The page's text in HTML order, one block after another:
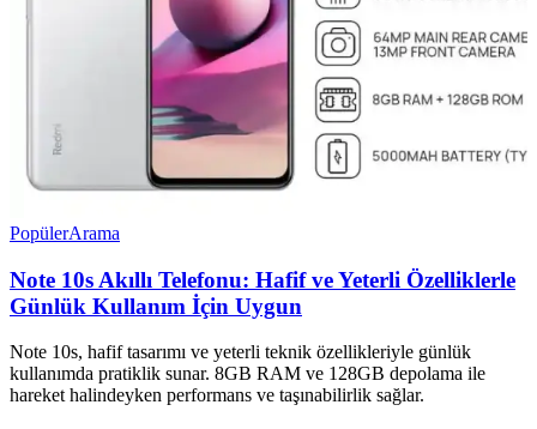
PopülerArama
Note 10s Akıllı Telefonu: Hafif ve Yeterli Özelliklerle
Günlük Kullanım İçin Uygun
Note 10s, hafif tasarımı ve yeterli teknik özellikleriyle günlük
kullanımda pratiklik sunar. 8GB RAM ve 128GB depolama ile
hareket halindeyken performans ve taşınabilirlik sağlar.